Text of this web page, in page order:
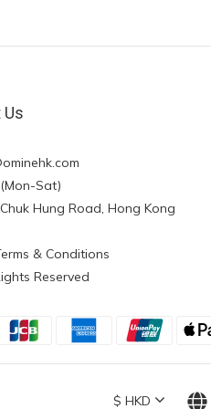
(Mon-Sat)
Hung Road, Hong Kong
& Conditions
Reserved
$ HKD